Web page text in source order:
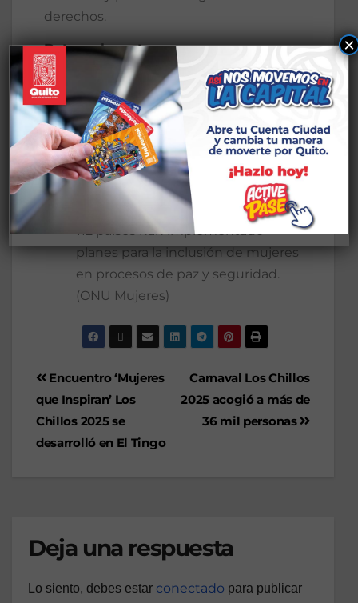
derechos.
Datos relevantes
Solo el 32% de las mujeres accede a
empleo adecuado, frente al 68% de
los hombres. (INEC)
736 millones de mujeres han
sufrido violencia física o sexual al
menos una vez en su vida. (ONU
112 países han implementado
planes para la inclusión de mujeres
en procesos de paz y seguridad.
(ONU Mujeres)
Carnaval Los Chillos
2025 acogió a más de
36 mil personas
Encuentro ‘Mujeres
que Inspiran’ Los
Chillos 2025 se
desarrolló en El Tingo
Deja una respuesta
Lo siento, debes estar conectado para publicar
×